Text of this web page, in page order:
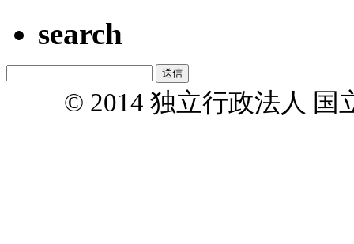
search
© 2014 独立行政法人 国